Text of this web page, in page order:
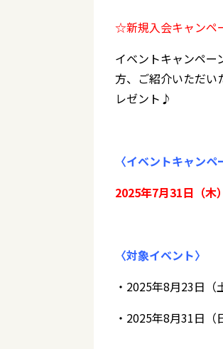
☆新規入会キャンペ
イベントキャンペー
方、ご紹介いただい
レゼント♪
〈イベントキャンペ
2025年7月31日（木）
〈対象イベント〉
・2025年8月23日
・2025年8月31日